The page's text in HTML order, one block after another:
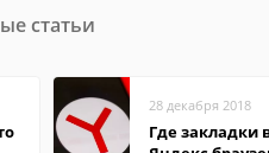
статьи
28 декабря 2018
Где закладки